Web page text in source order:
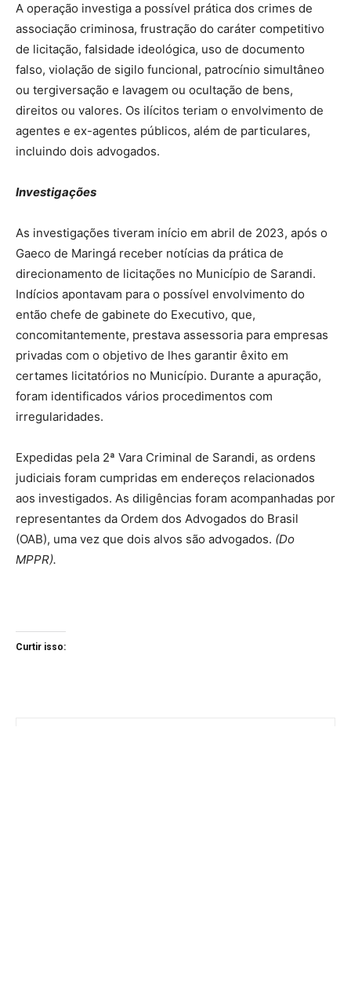
A operação investiga a possível prática dos crimes de
associação criminosa, frustração do caráter competitivo
de licitação, falsidade ideológica, uso de documento
falso, violação de sigilo funcional, patrocínio simultâneo
ou tergiversação e lavagem ou ocultação de bens,
direitos ou valores. Os ilícitos teriam o envolvimento de
agentes e ex-agentes públicos, além de particulares,
incluindo dois advogados.
Investigações
As investigações tiveram início em abril de 2023, após o
Gaeco de Maringá receber notícias da prática de
direcionamento de licitações no Município de Sarandi.
Indícios apontavam para o possível envolvimento do
então chefe de gabinete do Executivo, que,
concomitantemente, prestava assessoria para empresas
privadas com o objetivo de lhes garantir êxito em
certames licitatórios no Município. Durante a apuração,
foram identificados vários procedimentos com
irregularidades.
Expedidas pela 2ª Vara Criminal de Sarandi, as ordens
judiciais foram cumpridas em endereços relacionados
aos investigados. As diligências foram acompanhadas por
representantes da Ordem dos Advogados do Brasil
(OAB), uma vez que dois alvos são advogados. (Do
MPPR).
Curtir isso: